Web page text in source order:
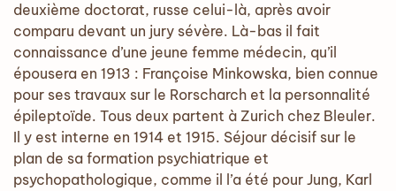
deuxième doctorat, russe celui-là, après avoir
comparu devant un jury sévère. Là-bas il fait
connaissance d’une jeune femme médecin, qu’il
épousera en 1913 : Françoise Minkowska, bien connue
pour ses travaux sur le Rorscharch et la personnalité
épileptoïde. Tous deux partent à Zurich chez Bleuler.
Il y est interne en 1914 et 1915. Séjour décisif sur le
plan de sa formation psychiatrique et
psychopathologique, comme il l’a été pour Jung, Karl